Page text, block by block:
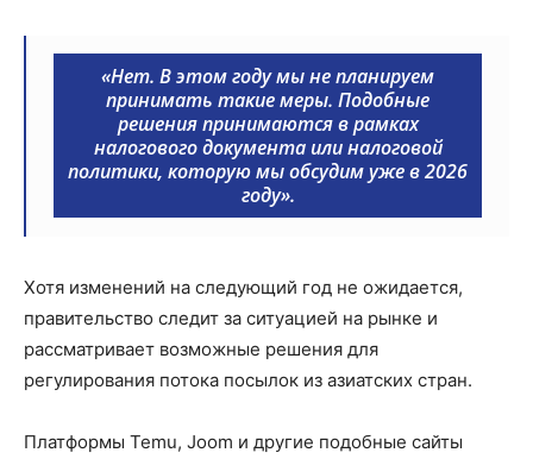
«Нет. В этом году мы не планируем
принимать такие меры. Подобные
решения принимаются в рамках
налогового документа или налоговой
политики, которую мы обсудим уже в 2026
году».
Хотя изменений на следующий год не ожидается,
правительство следит за ситуацией на рынке и
рассматривает возможные решения для
регулирования потока посылок из азиатских стран.
Платформы Temu, Joom и другие подобные сайты